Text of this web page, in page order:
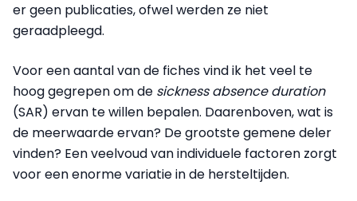
er geen publicaties, ofwel werden ze niet
geraadpleegd.
Voor een aantal van de fiches vind ik het veel te
hoog gegrepen om de sickness absence duration
(SAR) ervan te willen bepalen. Daarenboven, wat is
de meerwaarde ervan? De grootste gemene deler
vinden? Een veelvoud van individuele factoren zorgt
voor een enorme variatie in de hersteltijden.